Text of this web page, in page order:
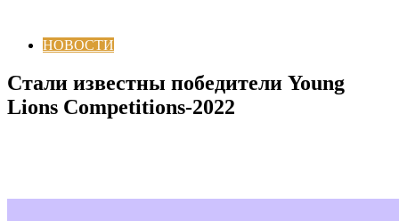
НОВОСТИ
Стали известны победители Young
Lions Competitions-2022